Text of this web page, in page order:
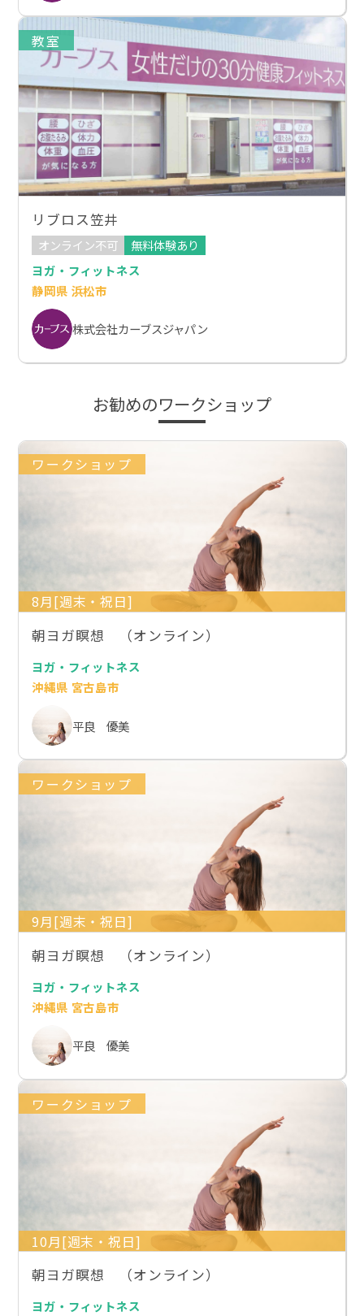
教室
リブロス笠井
オンライン不可
無料体験あり
ヨガ・フィットネス
静岡県 浜松市
株式会社カーブスジャパン
お勧めのワークショップ
ワークショップ
8月[週末・祝日]
朝ヨガ瞑想 （オンライン）
ヨガ・フィットネス
沖縄県 宮古島市
平良 優美
ワークショップ
9月[週末・祝日]
朝ヨガ瞑想 （オンライン）
ヨガ・フィットネス
沖縄県 宮古島市
平良 優美
ワークショップ
10月[週末・祝日]
朝ヨガ瞑想 （オンライン）
ヨガ・フィットネス